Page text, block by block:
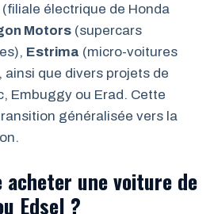
(filiale électrique de Honda
Motors (supercars
Estrima (micro-voitures
que divers projets de
Embuggy ou Erad. Cette
généralisée vers la
acheter une voiture de
Edsel ?